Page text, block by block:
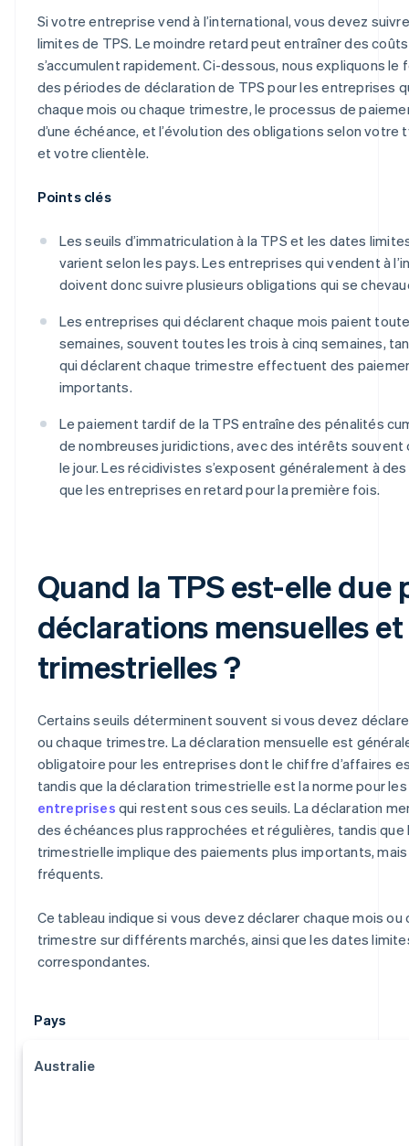
Si votre entreprise vend à l’international, vous devez
limites de TPS. Le moindre retard peut entraîner des
s’accumulent rapidement. Ci-dessous, nous expliquons
des périodes de déclaration de TPS pour les entreprises
chaque mois ou chaque trimestre, le processus de
d’une échéance, et l’évolution des obligations selon votre
et votre clientèle.
Points clés
Les seuils d’immatriculation à la TPS et les dates
varient selon les pays. Les entreprises qui vendent à
doivent donc suivre plusieurs obligations qui se
Les entreprises qui déclarent chaque mois paient
semaines, souvent toutes les trois à cinq semaines,
qui déclarent chaque trimestre effectuent des
importants.
Le paiement tardif de la TPS entraîne des pénalités
de nombreuses juridictions, avec des intérêts souvent
le jour. Les récidivistes s’exposent généralement à
que les entreprises en retard pour la première fois.
Quand la TPS est-elle due
déclarations mensuelles et
trimestrielles ?
Certains seuils déterminent souvent si vous devez
ou chaque trimestre. La déclaration mensuelle est
obligatoire pour les entreprises dont le chiffre d’affaires
tandis que la déclaration trimestrielle est la norme pour les
entreprises qui restent sous ces seuils. La déclaration
des échéances plus rapprochées et régulières, tandis que
trimestrielle implique des paiements plus importants,
fréquents.
Ce tableau indique si vous devez déclarer chaque mois ou
trimestre sur différents marchés, ainsi que les dates
correspondantes.
Pays
Australie